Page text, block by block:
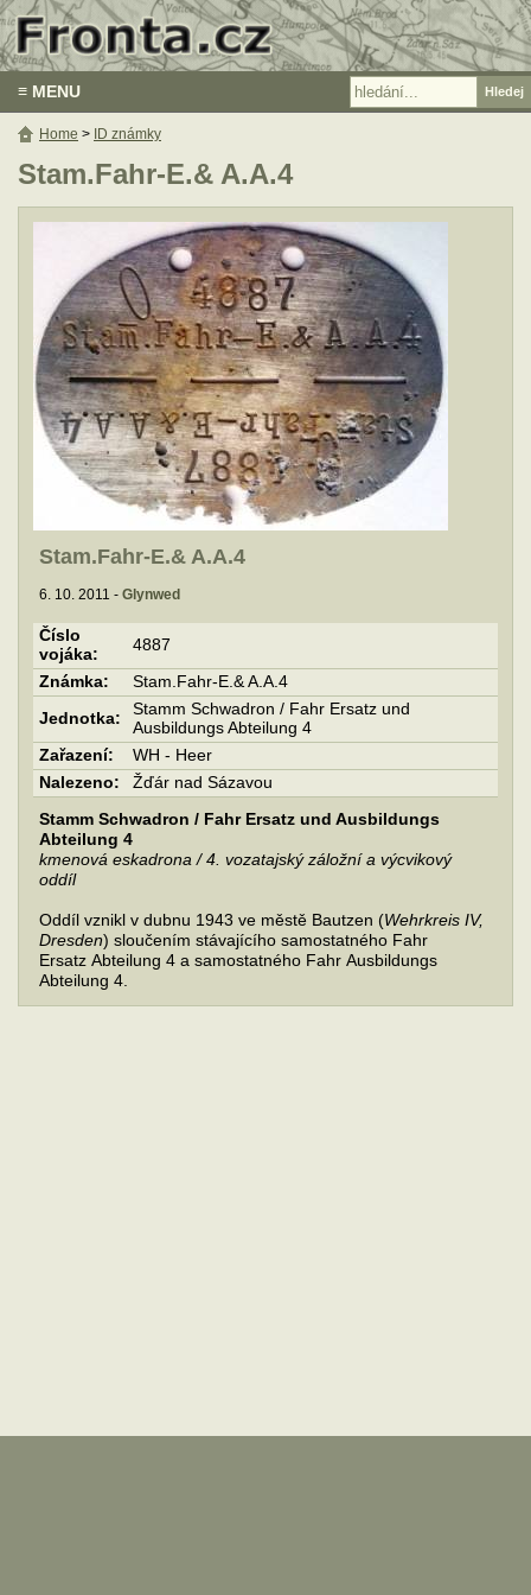
≡ MENU
Stam.Fahr-E.& A.A.4
Stam.Fahr-E.& A.A.4
6. 10. 2011 - Glynwed
Číslo
vojáka:
4887
Známka: Stam.Fahr-E.& A.A.4
Jednotka:
Stamm Schwadron / Fahr Ersatz und
Ausbildungs Abteilung 4
Zařazení:
WH - Heer
Nalezeno:
Žďár nad Sázavou
Stamm Schwadron / Fahr Ersatz und Ausbildungs
Abteilung 4
kmenová eskadrona / 4. vozatajský záložní a výcvikový
oddíl
Oddíl vznikl v dubnu 1943 ve městě Bautzen (Wehrkreis IV,
Dresden) sloučením stávajícího samostatného Fahr
Ersatz Abteilung 4 a samostatného Fahr Ausbildungs
Abteilung 4.
Home > ID známky